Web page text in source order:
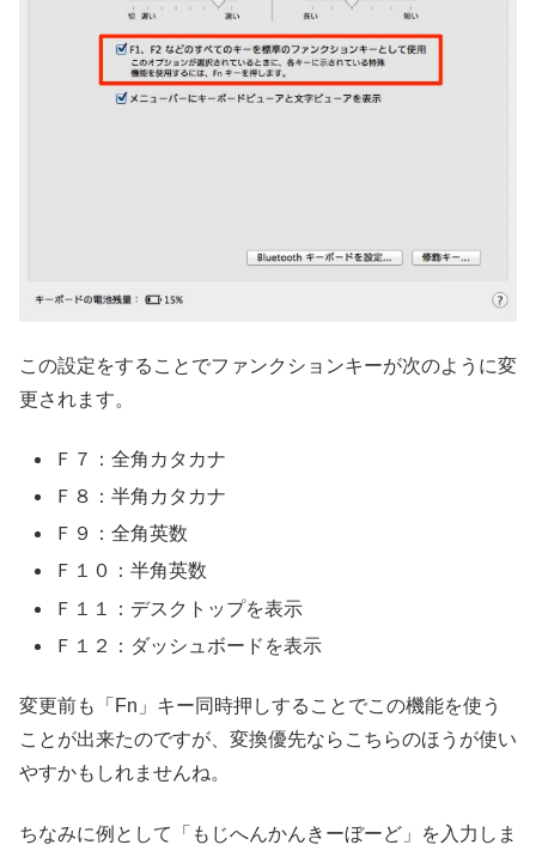
この設定をすることでファンクションキーが次のように変
更されます。
Ｆ７：全角カタカナ
Ｆ８：半角カタカナ
Ｆ９：全角英数
Ｆ１０：半角英数
Ｆ１１：デスクトップを表示
Ｆ１２：ダッシュボードを表示
変更前も「Fn」キー同時押しすることでこの機能を使う
ことが出来たのですが、変換優先ならこちらのほうが使い
やすかもしれませんね。
ちなみに例として「もじへんかんきーぼーど」を入力しま